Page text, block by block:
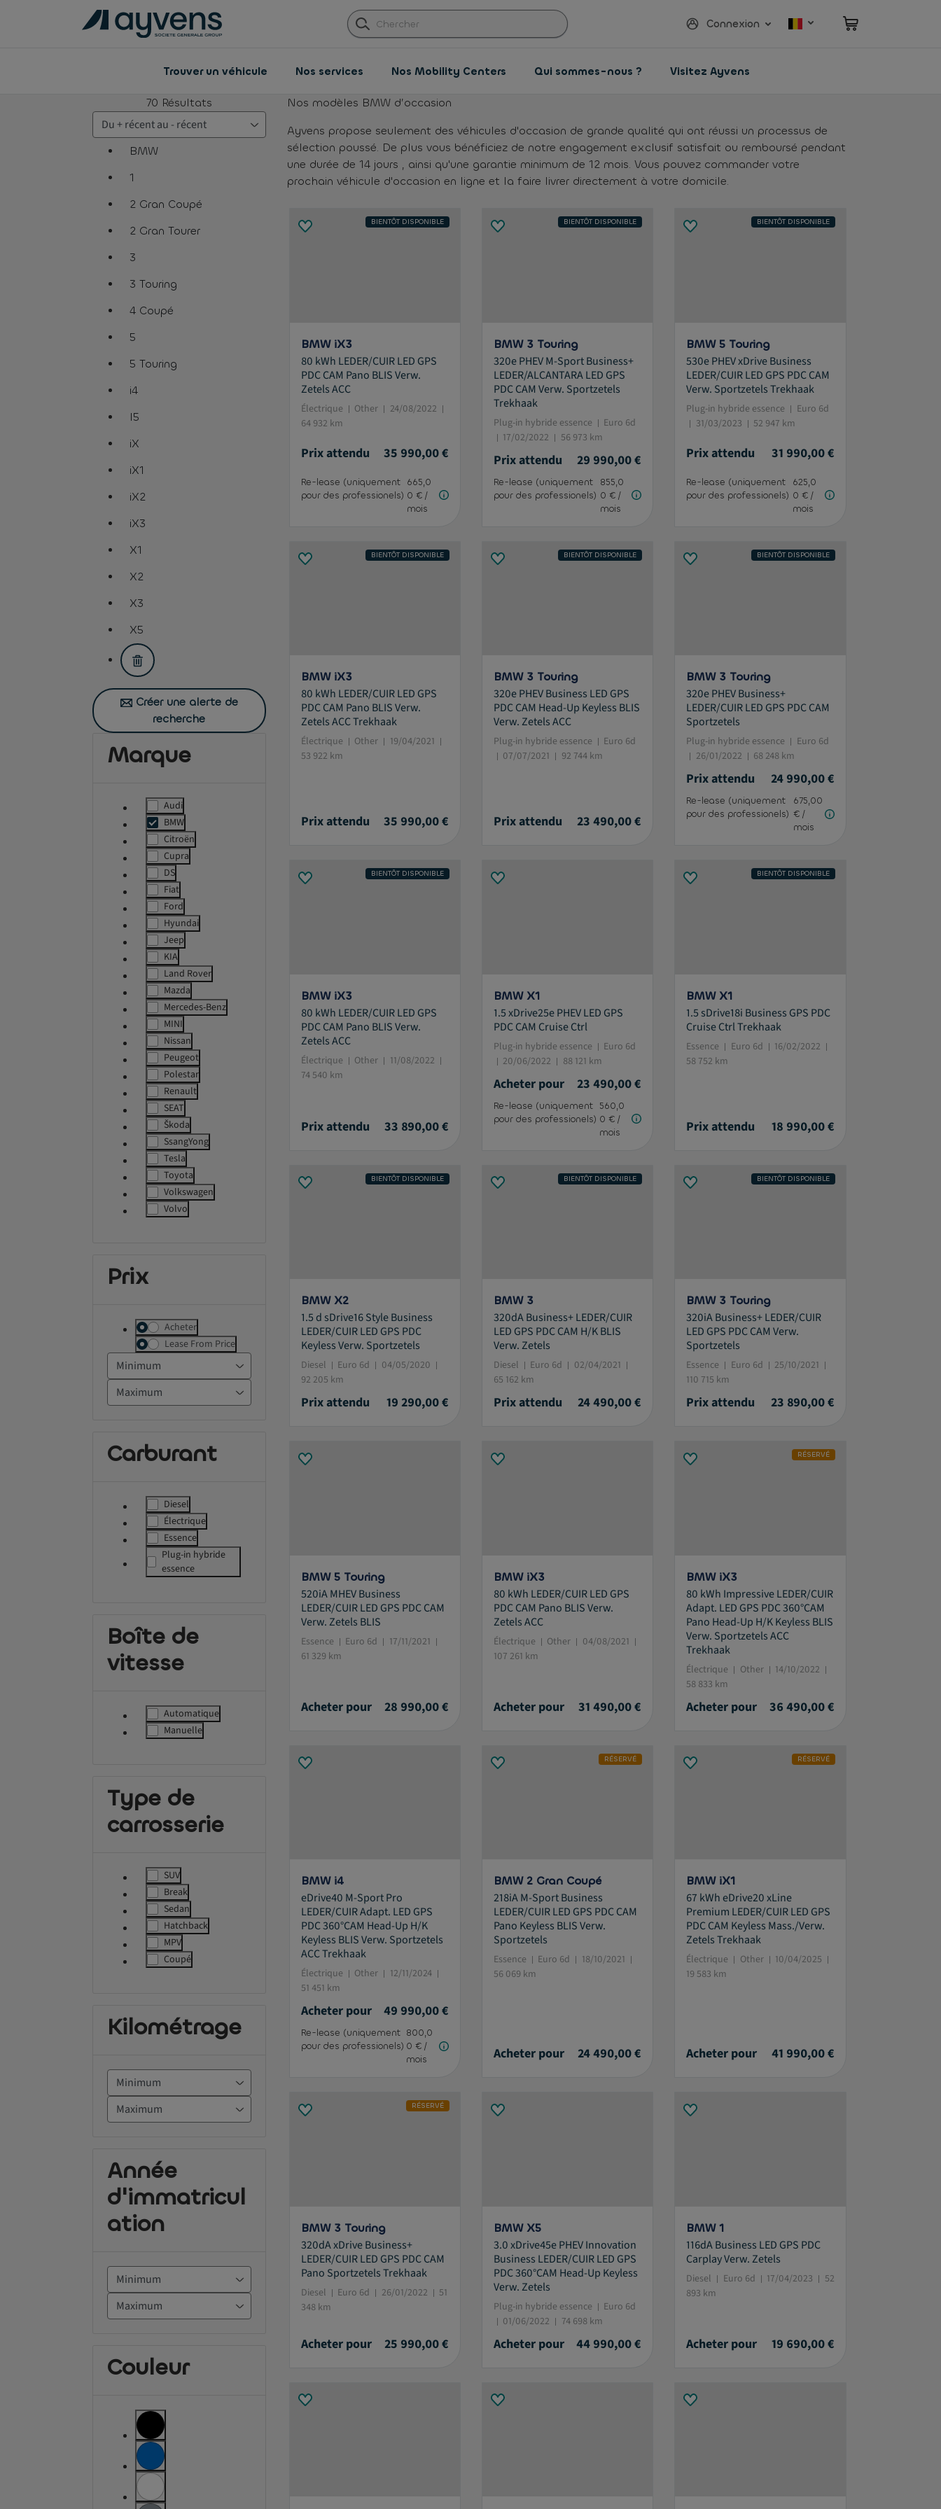
Connexion
Trouver un véhicule Nos services Nos Mobility Centers Qui sommes-nous ? Visitez Ayvens
70 Résultats
BMW
assistive.text.remove.filter.button
1
2 Gran Coupé
assistive.text.remove.filter.button
2 Gran Tourer
3
3 Touring
4 Coupé
5
5 Touring
assistive.text.remove.filter.button
i4
assistive.text.remove.filter.button
I5
iX
assistive.text.remove.filter.button
iX1
assistive.text.remove.filter.button
iX2
iX3
X1
assistive.text.remove.filter.button
X2
X3
X5
assistive.text.remove.filter.button
Créer une alerte de
recherche
Marque
Audi
label.refinement
BMW msg.assistive.selected.text label.refinement.selected
Citroën
label.refinement
Cupra
label.refinement
DS
label.refinement
Fiat
label.refinement
Ford
label.refinement
Hyundai
label.refinement
Jeep
label.refinement
KIA
label.refinement
Land Rover
label.refinement
Mazda
label.refinement
Mercedes-Benz
label.refinement
MINI
label.refinement
Nissan
label.refinement
Peugeot
label.refinement
Polestar
label.refinement
Renault
label.refinement
SEAT
label.refinement
Škoda
label.refinement
SsangYong
label.refinement
Tesla
label.refinement
Toyota
label.refinement
Volkswagen
label.refinement
Volvo
label.refinement
Prix
Acheter
Lease From Price
Carburant
Diesel
label.refinement
Électrique
label.refinement
Essence
label.refinement
Plug-in hybride
essence
label.refinement
Boîte de
vitesse
Automatique
label.refinement
Manuelle
label.refinement
Type de
carrosserie
SUV
label.refinement
Break
label.refinement
Sedan
label.refinement
Hatchback
label.refinement
MPV
label.refinement
Coupé
label.refinement
Kilométrage
Année
d'immatricul
ation
Couleur
label.refinement
label.refinement
label.refinement
Nos modèles BMW d’occasion
Ayvens propose seulement des véhicules d'occasion de grande qualité qui ont réussi un processus de
sélection poussé. De plus vous bénéficiez de notre engagement exclusif satisfait ou remboursé pendant
une durée de 14 jours , ainsi qu'une garantie minimum de 12 mois. Vous pouvez commander votre
prochain véhicule d'occasion en ligne et la faire livrer directement à votre domicile.
BIENTÔT DISPONIBLE
BMW iX3
80 kWh LEDER/CUIR LED GPS
PDC CAM Pano BLIS Verw.
Zetels ACC
Électrique Other
24/08/2022
64 932 km
Prix attendu 35 990,00 €
Re-lease (uniquement
pour des professionels)
665,0
0 € /
mois
BIENTÔT DISPONIBLE
BMW 3 Touring
320e PHEV M-Sport Business+
LEDER/ALCANTARA LED GPS
PDC CAM Verw. Sportzetels
Trekhaak
Plug-in hybride essence
Euro 6d
17/02/2022
56 973 km
Prix attendu 29 990,00 €
Re-lease (uniquement
pour des professionels)
855,0
0 € /
mois
BIENTÔT DISPONIBLE
BMW 5 Touring
530e PHEV xDrive Business
LEDER/CUIR LED GPS PDC CAM
Verw. Sportzetels Trekhaak
Plug-in hybride essence
Euro 6d
31/03/2023
52 947 km
Prix attendu 31 990,00 €
Re-lease (uniquement
pour des professionels)
625,0
0 € /
mois
BIENTÔT DISPONIBLE
BMW iX3
80 kWh LEDER/CUIR LED GPS
PDC CAM Pano BLIS Verw.
Zetels ACC Trekhaak
Électrique Other
19/04/2021
53 922 km
Prix attendu 35 990,00 €
BIENTÔT DISPONIBLE
BMW 3 Touring
320e PHEV Business LED GPS
PDC CAM Head-Up Keyless BLIS
Verw. Zetels ACC
Plug-in hybride essence
Euro 6d
07/07/2021
92 744 km
Prix attendu 23 490,00 €
BIENTÔT DISPONIBLE
BMW 3 Touring
320e PHEV Business+
LEDER/CUIR LED GPS PDC CAM
Sportzetels
Plug-in hybride essence
Euro 6d
26/01/2022
68 248 km
Prix attendu 24 990,00 €
Re-lease (uniquement
pour des professionels)
675,00
€ /
mois
BIENTÔT DISPONIBLE
BMW iX3
80 kWh LEDER/CUIR LED GPS
PDC CAM Pano BLIS Verw.
Zetels ACC
Électrique Other
11/08/2022
74 540 km
Prix attendu 33 890,00 €
BMW X1
1.5 xDrive25e PHEV LED GPS
PDC CAM Cruise Ctrl
Plug-in hybride essence
Euro 6d
20/06/2022
88 121 km
Acheter pour 23 490,00 €
Re-lease (uniquement
pour des professionels)
560,0
0 € /
mois
BIENTÔT DISPONIBLE
BMW X1
1.5 sDrive18i Business GPS PDC
Cruise Ctrl Trekhaak
Essence Euro 6d
16/02/2022
58 752 km
Prix attendu 18 990,00 €
BIENTÔT DISPONIBLE
BMW X2
1.5 d sDrive16 Style Business
LEDER/CUIR LED GPS PDC
Keyless Verw. Sportzetels
Diesel Euro 6d
04/05/2020
92 205 km
Prix attendu 19 290,00 €
BIENTÔT DISPONIBLE
BMW 3
320dA Business+ LEDER/CUIR
LED GPS PDC CAM H/K BLIS
Verw. Zetels
Diesel Euro 6d
02/04/2021
65 162 km
Prix attendu 24 490,00 €
BIENTÔT DISPONIBLE
BMW 3 Touring
320iA Business+ LEDER/CUIR
LED GPS PDC CAM Verw.
Sportzetels
Essence Euro 6d
25/10/2021
110 715 km
Prix attendu 23 890,00 €
BMW 5 Touring
520iA MHEV Business
LEDER/CUIR LED GPS PDC CAM
Verw. Zetels BLIS
Essence Euro 6d
17/11/2021
61 329 km
Acheter pour 28 990,00 €
BMW iX3
80 kWh LEDER/CUIR LED GPS
PDC CAM Pano BLIS Verw.
Zetels ACC
Électrique Other
04/08/2021
107 261 km
Acheter pour 31 490,00 €
RÉSERVÉ
BMW iX3
80 kWh Impressive LEDER/CUIR
Adapt. LED GPS PDC 360°CAM
Pano Head-Up H/K Keyless BLIS
Verw. Sportzetels ACC
Trekhaak
Électrique Other
14/10/2022
58 833 km
Acheter pour 36 490,00 €
BMW i4
eDrive40 M-Sport Pro
LEDER/CUIR Adapt. LED GPS
PDC 360°CAM Head-Up H/K
Keyless BLIS Verw. Sportzetels
ACC Trekhaak
Électrique Other
12/11/2024
51 451 km
Acheter pour 49 990,00 €
Re-lease (uniquement
pour des professionels)
800,0
0 € /
mois
RÉSERVÉ
BMW 2 Gran Coupé
218iA M-Sport Business
LEDER/CUIR LED GPS PDC CAM
Pano Keyless BLIS Verw.
Sportzetels
Essence Euro 6d
18/10/2021
56 069 km
Acheter pour 24 490,00 €
RÉSERVÉ
BMW iX1
67 kWh eDrive20 xLine
Premium LEDER/CUIR LED GPS
PDC CAM Keyless Mass./Verw.
Zetels Trekhaak
Électrique Other
10/04/2025
19 583 km
Acheter pour 41 990,00 €
RÉSERVÉ
BMW 3 Touring
320dA xDrive Business+
LEDER/CUIR LED GPS PDC CAM
Pano Sportzetels Trekhaak
Diesel Euro 6d 26/01/2022
51
348 km
Acheter pour 25 990,00 €
BMW X5
3.0 xDrive45e PHEV Innovation
Business LEDER/CUIR LED GPS
PDC 360°CAM Head-Up Keyless
Verw. Zetels
Plug-in hybride essence
Euro 6d
01/06/2022
74 698 km
Acheter pour 44 990,00 €
BMW 1
116dA Business LED GPS PDC
Carplay Verw. Zetels
Diesel Euro 6d 17/04/2023
52
893 km
Acheter pour 19 690,00 €